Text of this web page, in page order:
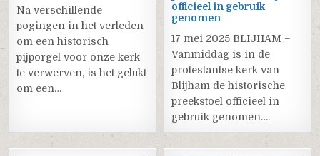
Na verschillende
pogingen in het verleden
om een historisch
pijporgel voor onze kerk
te verwerven, is het gelukt
om een…
officieel in gebruik
genomen
17 mei 2025 BLIJHAM –
Vanmiddag is in de
protestantse kerk van
Blijham de historische
preekstoel officieel in
gebruik genomen….